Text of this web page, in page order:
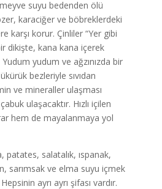
suyu bedenden ölü
karaciğer ve böbreklerdeki
karşı korur. Çinliler “Yer gibi
dikişte, kana kana içerek
yudum ve ağzınızda bir
bezleriyle sıvıdan
ve mineraller ulaşması
ulaşacaktır. Hızlı içilen
hem de mayalanmaya yol
patates, salatalık, ıspanak,
sarımsak ve elma suyu içmek
ayrı ayrı şifası vardır.